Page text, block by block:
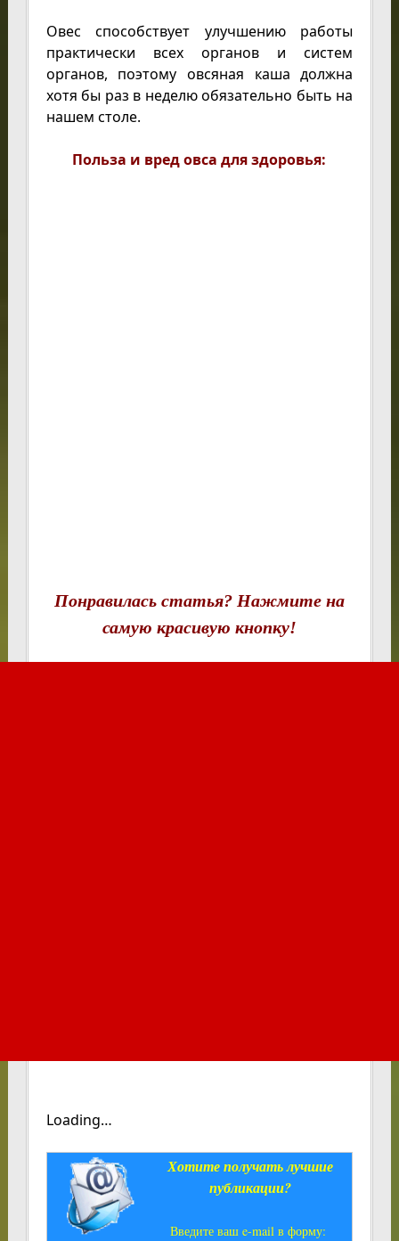
Овес способствует улучшению работы
практически всех органов и систем
органов, поэтому овсяная каша должна
хотя бы раз в неделю обязательно быть на
нашем столе.
Польза и вред овса для здоровья:
Понравилась статья? Нажмите на
самую красивую кнопку!
Loading…
Хотите получать лучшие
публикации?
Введите ваш e-mail в форму: